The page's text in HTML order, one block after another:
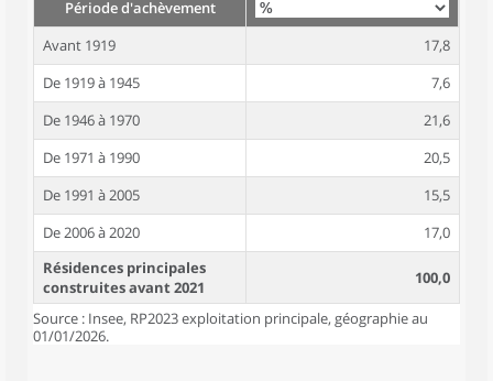
Période d'achèvement
Avant 1919
17,8
De 1919 à 1945
7,6
De 1946 à 1970
21,6
De 1971 à 1990
20,5
De 1991 à 2005
15,5
De 2006 à 2020
17,0
Résidences principales
construites avant 2021
100,0
Source : Insee, RP2023 exploitation principale, géographie au
01/01/2026.